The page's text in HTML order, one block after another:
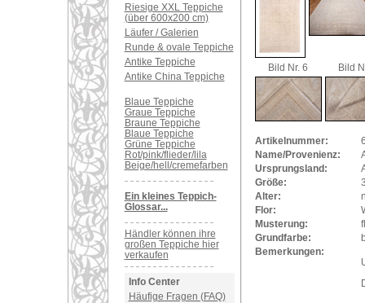
Riesige XXL Teppiche
(über 600x200 cm)
Läufer / Galerien
Runde & ovale Teppiche
Antike Teppiche
Antike China Teppiche
Blaue Teppiche
Graue Teppiche
Braune Teppiche
Blaue Teppiche
Grüne Teppiche
Rot/pink/flieder/lila
Beige/hell/cremefarben
Ein kleines Teppich-
Glossar...
Händler können ihre
großen Teppiche hier
verkaufen
Info Center
Häufige Fragen (FAQ)
Bild Nr. 6 Bild
Artikelnummer:
Name/Provenienz:
Ursprungsland:
Größe:
Alter:
Flor:
Musterung:
Grundfarbe:
Bemerkungen: